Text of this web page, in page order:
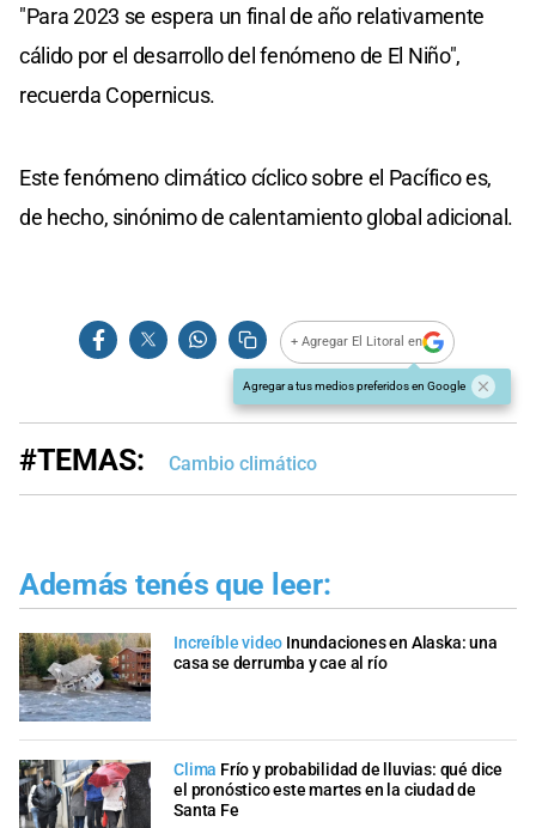
"Para 2023 se espera un final de año relativamente
cálido por el desarrollo del fenómeno de El Niño",
recuerda Copernicus.
Este fenómeno climático cíclico sobre el Pacífico es,
de hecho, sinónimo de calentamiento global adicional.
+ Agregar El Litoral en
Agregar a tus medios preferidos en Google
#TEMAS: Cambio climático
Además tenés que leer:
Increíble video Inundaciones en Alaska: una
casa se derrumba y cae al río
Clima Frío y probabilidad de lluvias: qué dice
el pronóstico este martes en la ciudad de
Santa Fe